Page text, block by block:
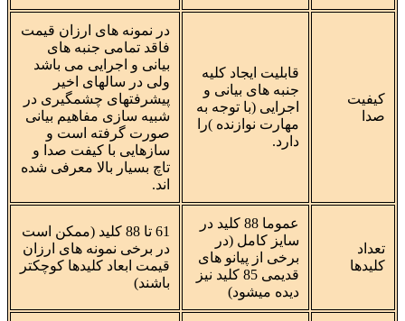
کیفیت
صدا
قابلیت ایجاد کلیه
جنبه های بیانی و
اجرایی (با توجه به
مهارت نوازنده )را
دارد.
در نمونه های ارزان قیمت
فاقد تمامی جنبه های
بیانی و اجرایی می باشد
ولی در سالهای اخیر
پیشرفتهای چشمگیری در
شبیه سازی مفاهیم بیانی
صورت گرفته است و
سازهایی با کیفت صدا و
تاچ بسیار بالا معرفی شده
اند.
تعداد
کلیدها
عموما 88 کلید در
سایز کامل (در
برخی از پیانو های
قدیمی 85 کلید نیز
دیده میشود)
61 تا 88 کلید (ممکن است
در برخی نمونه های ارزان
قیمت ابعاد كلیدها كوچكتر
باشند)